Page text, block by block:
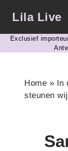
Lila Live
Exclusief
Home » In
steunen